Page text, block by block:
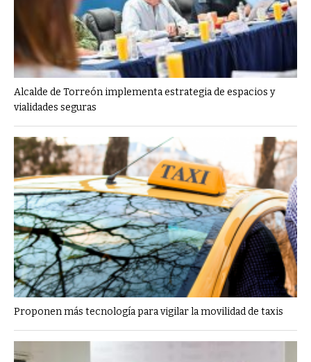
Alcalde de Torreón implementa estrategia de espacios y
vialidades seguras
Proponen más tecnología para vigilar la movilidad de taxis